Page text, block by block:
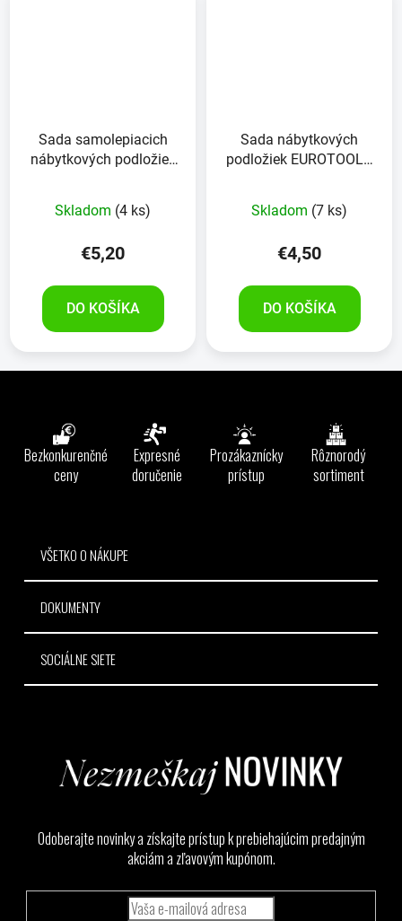
Sada samolepiacich
nábytkových podložiek
kusov
Skladom (4 ks)
€5,20
DO KOŠÍKA
Sada nábytkových
podložiek EUROTOOLS
Skladom (7 ks)
€4,50
DO KOŠÍKA
Bezkonkurenčné
ceny
Expresné
doručenie
Prozákaznícky
prístup
Rôznorodý
sortiment
VŠETKO O NÁKUPE
DOKUMENTY
SOCIÁLNE SIETE
Odoberajte novinky a získajte prístup k prebiehajúcim predajným
akciám a zľavovým kupónom.